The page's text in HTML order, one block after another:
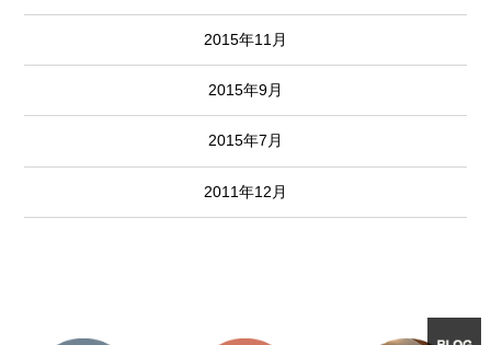
2015年11月
2015年9月
2015年7月
2011年12月